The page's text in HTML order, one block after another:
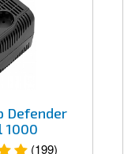
Defender
1000
(199)